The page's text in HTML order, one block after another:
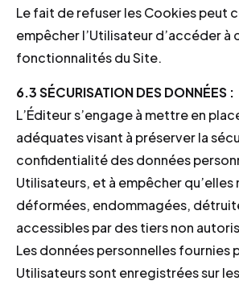
Le fait de refuser les Cookies peut
empêcher l’Utilisateur d’accéder à
fonctionnalités du Site.
6.3 SÉCURISATION DES DONNÉES :
L’Éditeur s’engage à mettre en
adéquates visant à préserver la
confidentialité des données
Utilisateurs, et à empêcher qu’elles
déformées, endommagées,
accessibles par des tiers non
Les données personnelles fournies
Utilisateurs sont enregistrées sur